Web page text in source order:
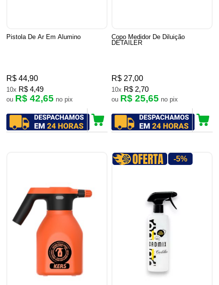
Pistola De Ar Em Alumino
R$ 44,90
10x R$ 4,49
ou R$ 42,65 no pix
Copo Medidor De Diluição
DETAILER
R$ 27,00
10x R$ 2,70
ou R$ 25,65 no pix
-5%